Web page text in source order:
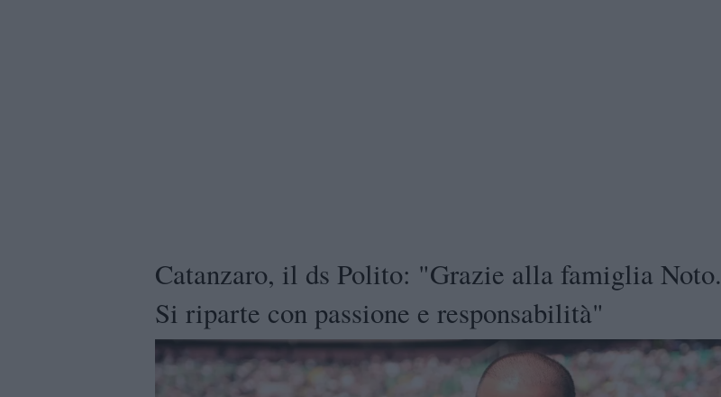
Catanzaro, il ds Polito: "Grazie alla famiglia Noto.
Si riparte con passione e responsabilità"